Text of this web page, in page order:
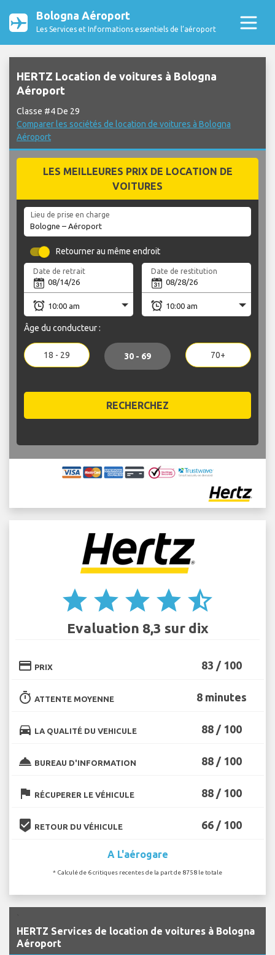
Bologna Aéroport
Les Services et Informations essentiels de l’aéroport
HERTZ Location de voitures à Bologna
Aéroport
Classe #4 De 29
Comparer les sociétés de location de voitures à Bologna
Aéroport
LES MEILLEURES PRIX DE LOCATION DE
VOITURES
Lieu de prise en charge
Retourner au même endroit
Date de retrait Date de restitution
Âge du conducteur :
18 - 29 30 - 69 70+
RECHERCHEZ
star star star star star_half
Evaluation 8,3 sur dix
credit_card PRIX 83 / 100
timer ATTENTE MOYENNE 8 minutes
directions_car LA QUALITÉ DU VEHICULE 88 / 100
room_service BUREAU D'INFORMATION 88 / 100
flag RÉCUPERER LE VÉHICULE 88 / 100
beenhere RETOUR DU VÉHICULE 66 / 100
A L'aérogare
* Calculé de 6 critiques recentes de la part de 8758 le totale
HERTZ Services de location de voitures à Bologna
Aéroport